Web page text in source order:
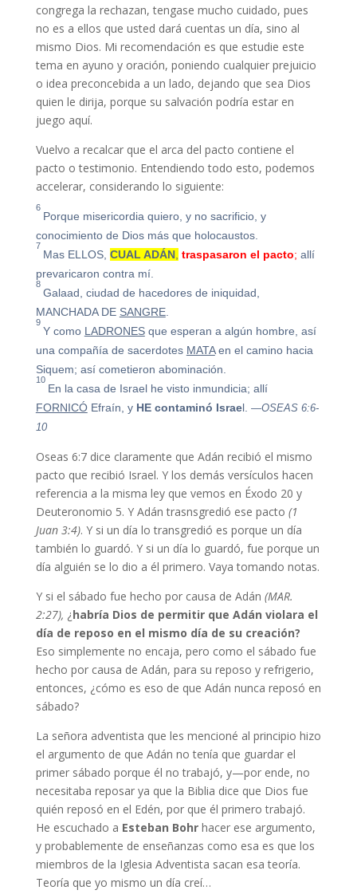
congrega la rechazan, tengase mucho cuidado, pues
no es a ellos que usted dará cuentas un día, sino al
mismo Dios. Mi recomendación es que estudie este
tema en ayuno y oración, poniendo cualquier prejuicio
o idea preconcebida a un lado, dejando que sea Dios
quien le dirija, porque su salvación podría estar en
juego aquí.
Vuelvo a recalcar que el arca del pacto contiene el
pacto o testimonio. Entendiendo todo esto, podemos
accelerar, considerando lo siguiente:
6
Porque misericordia quiero, y no sacrificio, y
conocimiento de Dios más que holocaustos.
7
Mas ELLOS, CUAL ADÁN, traspasaron el pacto; allí
prevaricaron contra mí.
8
Galaad, ciudad de hacedores de iniquidad,
MANCHADA DE SANGRE.
9
Y como LADRONESque esperan a algún hombre, así
una compañía de sacerdotes MATAen el camino hacia
Siquem; así cometieron abominación.
10
En la casa de Israel he visto inmundicia; allí
FORNICÓEfraín, y HE contaminó Israel. —OSEAS 6:6-
10
Oseas 6:7 dice claramente que Adán recibió el mismo
pacto que recibió Israel. Y los demás versículos hacen
referencia a la misma ley que vemos en Éxodo 20 y
Deuteronomio 5. Y Adán trasnsgredió ese pacto (1
Juan 3:4). Y si un día lo transgredió es porque un día
también lo guardó. Y si un día lo guardó, fue porque un
día alguién se lo dio a él primero. Vaya tomando notas.
Y si el sábado fue hecho por causa de Adán (MAR.
2:27), ¿habría Dios de permitir que Adán violara el
día de reposo en el mismo día de su creación?
Eso simplemente no encaja, pero como el sábado fue
hecho por causa de Adán, para su reposo y refrigerio,
entonces, ¿cómo es eso de que Adán nunca reposó en
sábado?
La señora adventista que les mencioné al principio hizo
el argumento de que Adán no tenía que guardar el
primer sábado porque él no trabajó, y—por ende, no
necesitaba reposar ya que la Biblia dice que Dios fue
quién reposó en el Edén, por que él primero trabajó.
He escuchado a Esteban Bohrhacer ese argumento,
y probablemente de enseñanzas como esa es que los
miembros de la Iglesia Adventista sacan esa teoría.
Teoría que yo mismo un día creí…